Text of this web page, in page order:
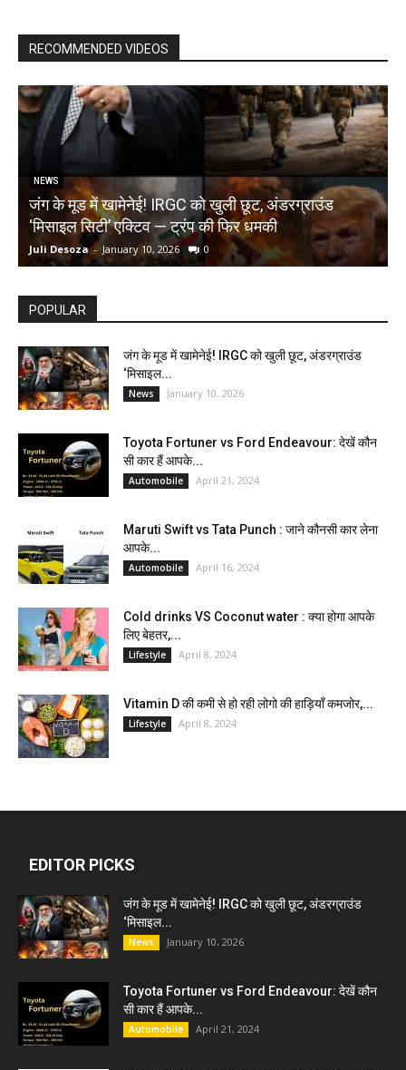
RECOMMENDED VIDEOS
NEWS
जंग के मूड में खामेनेई! IRGC को खुली छूट, अंडरग्राउंड
‘मिसाइल सिटी’ एक्टिव — ट्रंप की फिर धमकी
Juli Desoza - January 10, 2026 0
POPULAR
जंग के मूड में खामेनेई! IRGC को खुली छूट, अंडरग्राउंड
‘मिसाइल...
News January 10, 2026
Toyota Fortuner vs Ford Endeavour: देखें कौन
सी कार हैं आपके...
Automobile April 21, 2024
Maruti Swift vs Tata Punch : जाने कौनसी कार लेना
आपके...
Automobile April 16, 2024
Cold drinks VS Coconut water : क्या होगा आपके
लिए बेहतर,...
Lifestyle April 8, 2024
Vitamin D की कमी से हो रही लोगो की हाड़ियाँ कमजोर,...
Lifestyle April 8, 2024
EDITOR PICKS
जंग के मूड में खामेनेई! IRGC को खुली छूट, अंडरग्राउंड
‘मिसाइल...
News January 10, 2026
Toyota Fortuner vs Ford Endeavour: देखें कौन
सी कार हैं आपके...
Automobile April 21, 2024